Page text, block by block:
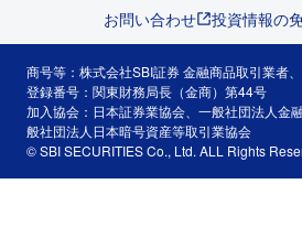
お問い合わせ 投資情報の
商号等：株式会社SBI証券 金融商品取引業者
登録番号：関東財務局長（金商）第44号
加入協会：日本証券業協会、一般社団法人金
般社団法人日本暗号資産等取引業協会
© SBI SECURITIES Co., Ltd. ALL Rights